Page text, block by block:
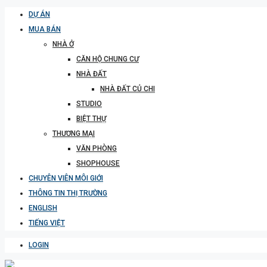
DỰ ÁN
MUA BÁN
NHÀ Ở
CĂN HỘ CHUNG CƯ
NHÀ ĐẤT
NHÀ ĐẤT CỦ CHI
STUDIO
BIỆT THỰ
THƯƠNG MẠI
VĂN PHÒNG
SHOPHOUSE
CHUYÊN VIÊN MÔI GIỚI
THÔNG TIN THỊ TRƯỜNG
ENGLISH
TIẾNG VIỆT
LOGIN